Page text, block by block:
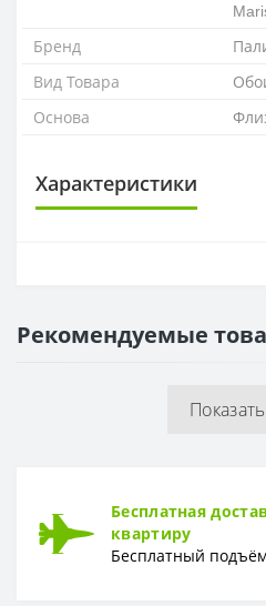
Бренд
Вид Товара
Основа
Характеристики
РАППОРТ
Тип
Рекомендуемые
Бесплатная
квартиру
Бесплатный подъём